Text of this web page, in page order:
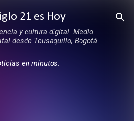
principal
21 es Hoy
y cultura digital. Medio
desde Teusaquillo, Bogotá.
en minutos: